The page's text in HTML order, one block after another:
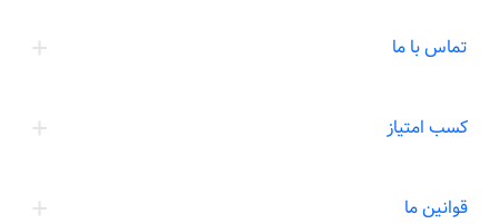
تماس با ما
کسب امتیاز
قوانین ما